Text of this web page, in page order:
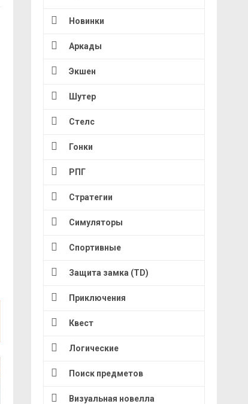
Новинки
Аркады
Экшен
Шутер
Стелс
Гонки
РПГ
Стратегии
Симуляторы
Спортивные
Защита замка (TD)
Приключения
Квест
Логические
Поиск предметов
Визуальная новелла